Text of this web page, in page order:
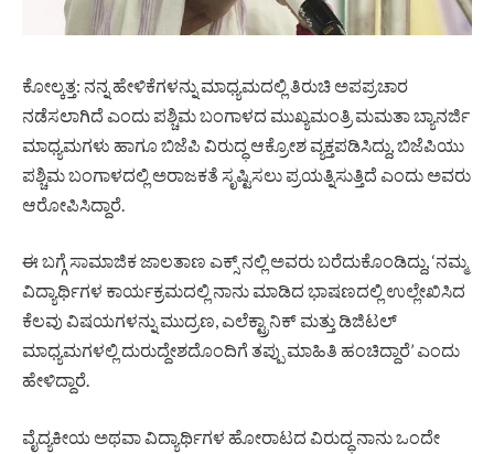
ಕೋಲ್ಕತ್ತ: ನನ್ನ ಹೇಳಿಕೆಗಳನ್ನು ಮಾಧ್ಯಮದಲ್ಲಿ ತಿರುಚಿ ಅಪಪ್ರಚಾರ
ನಡೆಸಲಾಗಿದೆ ಎಂದು ಪಶ್ಚಿಮ ಬಂಗಾಳದ ಮುಖ್ಯಮಂತ್ರಿ ಮಮತಾ ಬ್ಯಾನರ್ಜಿ
ಮಾಧ್ಯಮಗಳು ಹಾಗೂ ಬಿಜೆಪಿ ವಿರುದ್ಧ ಆಕ್ರೋಶ ವ್ಯಕ್ತಪಡಿಸಿದ್ದು, ಬಿಜೆಪಿಯು
ಪಶ್ಚಿಮ ಬಂಗಾಳದಲ್ಲಿ ಅರಾಜಕತೆ ಸೃಷ್ಟಿಸಲು ಪ್ರಯತ್ನಿಸುತ್ತಿದೆ ಎಂದು ಅವರು
ಆರೋಪಿಸಿದ್ದಾರೆ.
ಈ ಬಗ್ಗೆ ಸಾಮಾಜಿಕ ಜಾಲತಾಣ ಎಕ್ಸ್ ನಲ್ಲಿ ಅವರು ಬರೆದುಕೊಂಡಿದ್ದು, ‘ನಮ್ಮ
ವಿದ್ಯಾರ್ಥಿಗಳ ಕಾರ್ಯಕ್ರಮದಲ್ಲಿ ನಾನು ಮಾಡಿದ ಭಾಷಣದಲ್ಲಿ ಉಲ್ಲೇಖಿಸಿದ
ಕೆಲವು ವಿಷಯಗಳನ್ನು ಮುದ್ರಣ, ಎಲೆಕ್ಟ್ರಾನಿಕ್ ಮತ್ತು ಡಿಜಿಟಲ್
ಮಾಧ್ಯಮಗಳಲ್ಲಿ ದುರುದ್ದೇಶದೊಂದಿಗೆ ತಪ್ಪು ಮಾಹಿತಿ ಹಂಚಿದ್ದಾರೆ’ ಎಂದು
ಹೇಳಿದ್ದಾರೆ.
ವೈದ್ಯಕೀಯ ಅಥವಾ ವಿದ್ಯಾರ್ಥಿಗಳ ಹೋರಾಟದ ವಿರುದ್ಧ ನಾನು ಒಂದೇ